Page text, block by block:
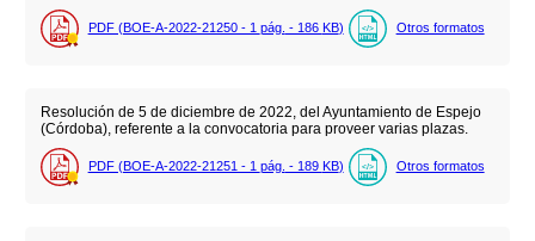
PDF (BOE-A-2022-21250 - 1 pág. - 186 KB) Otros formatos
Resolución de 5 de diciembre de 2022, del Ayuntamiento de Espejo
(Córdoba), referente a la convocatoria para proveer varias plazas.
PDF (BOE-A-2022-21251 - 1 pág. - 189 KB) Otros formatos